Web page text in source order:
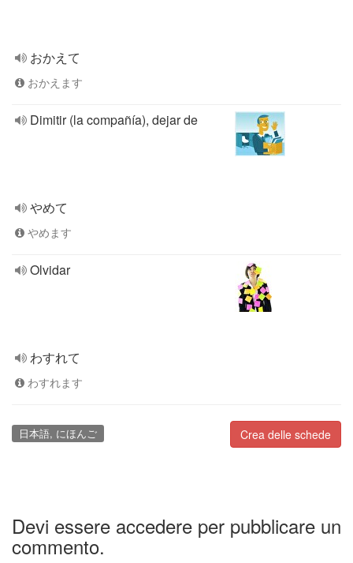
おかえて
おかえます
Dimitir (la compañía), dejar de
やめて
やめます
Olvidar
わすれて
わすれます
Crea delle schede
日本語, にほんご
Devi essere accedere per pubblicare un
commento.